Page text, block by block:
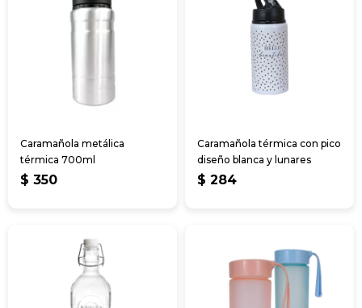
Caramañola metálica
térmica 700ml
$ 350
Caramañola térmica con pico
diseño blanca y lunares
$ 284